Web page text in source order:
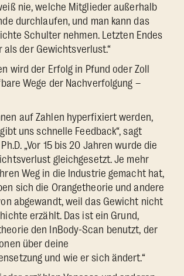
nie, welche Mitglieder außerhalb
durchlaufen, und man kann das
Schulter nehmen. Letzten Endes
der Gewichtsverlust.“
wird der Erfolg in Pfund oder Zoll
Wege der Nachverfolgung –
auf Zahlen hyperfixiert werden,
uns schnelle Feedback“, sagt
„Vor 15 bis 20 Jahren wurde die
gleichgesetzt. Je mehr
Weg in die Industrie gemacht hat,
sich die Orangetheorie und andere
abgewandt, weil das Gewicht nicht
erzählt. Das ist ein Grund,
den InBody-Scan benutzt, der
über deine
und wie er sich ändert.“